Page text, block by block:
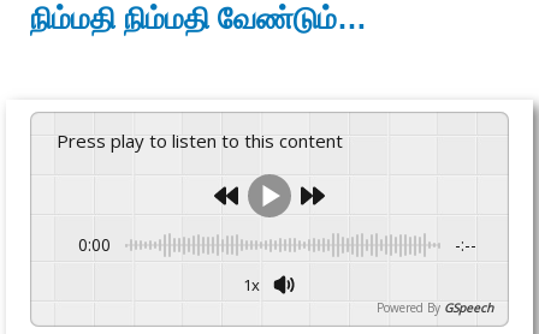
நிம்மதி நிம்மதி வேண்டும்…
Press play to listen to this content
0:00 -:--
1x
Powered By GSpeech